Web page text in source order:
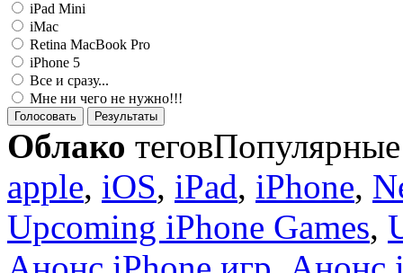
iPad Mini
iMac
Retina MacBook Pro
iPhone 5
Все и сразу...
Мне ни чего не нужно!!!
Голосовать Результаты
Облако теговПопулярные
apple, iOS, iPad, iPhone,
Upcoming iPhone Games,